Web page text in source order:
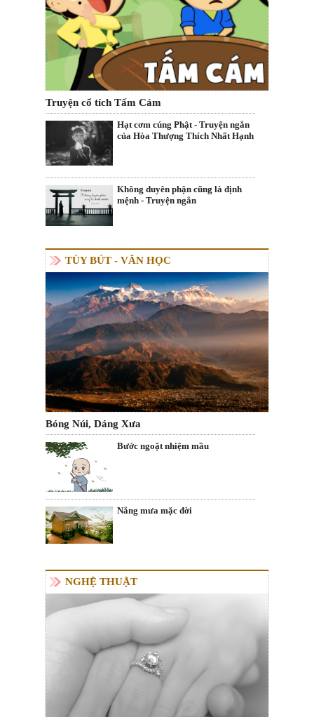
Truyện cổ tích Tấm Cám
Hạt cơm cúng Phật - Truyện ngắn
của Hòa Thượng Thích Nhất Hạnh
Không duyên phận cũng là định
mệnh - Truyện ngắn
TÙY BÚT - VĂN HỌC
Bóng Núi, Dáng Xưa
Bước ngoặt nhiệm mầu
Nắng mưa mặc đời
NGHỆ THUẬT